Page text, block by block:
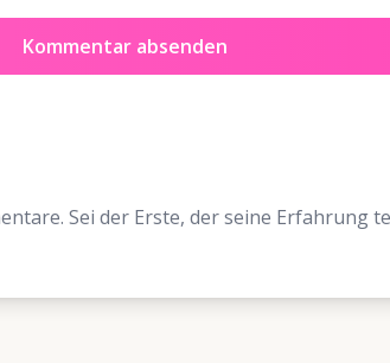
Kommentar absenden
Sei der Erste, der seine Erfahrung